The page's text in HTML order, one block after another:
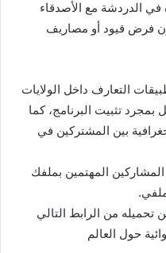
في الدردشة مع الأصدقاء
فرض قيود أو مصاريف
التعارف داخل الولايات
تثبيت البرنامج، كما
بين المشتركين في
المهتمين بملفك
تحميله من الرابط التالي
حول العالم